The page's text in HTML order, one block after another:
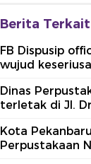
Berita Terkait
FB Dispusip
wujud
Dinas
terletak di Jl.
Kota
Perpustakaan